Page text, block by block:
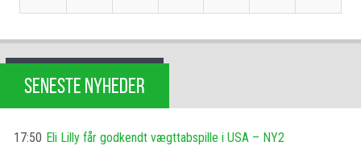
SENESTE NYHEDER
17:50 Eli Lilly får godkendt vægttabspille i USA – NY2